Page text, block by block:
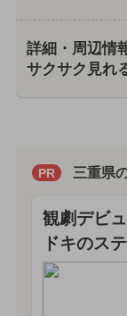
詳細・周辺情
サクサク見れ
PR 三重県
観劇デビ
ドキのス